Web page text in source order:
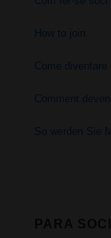
How to join
Come diventare
Comment
So werden Sie